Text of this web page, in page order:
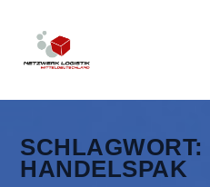
SCHLAGWORT:
HANDELSPAK